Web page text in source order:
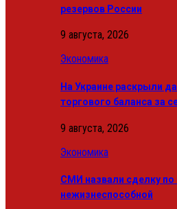
резервов России
9 августа, 2026
Экономика
На Украине раскрыли
торгового баланса за
9 августа, 2026
Экономика
СМИ назвали сделку
нежизнеспособной